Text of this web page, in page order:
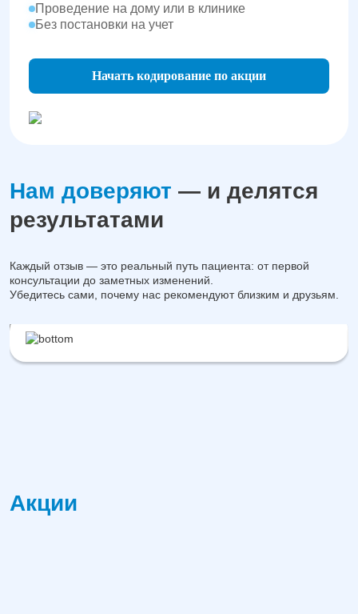
Проведение на дому или в клинике
Без постановки на учет
Начать кодирование по акции
Нам доверяют — и делятся
результатами
Каждый отзыв — это реальный путь пациента: от первой
консультации до заметных изменений.
Убедитесь сами, почему нас рекомендуют близким и друзьям.
Акции